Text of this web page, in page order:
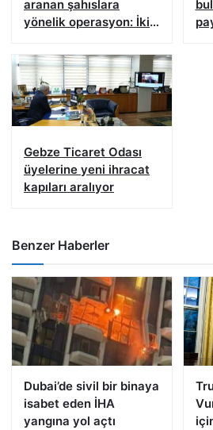
aranan şahıslara
yönelik operasyon: İki
Gebze Ticaret Odası
üyelerine yeni ihracat
kapıları aralıyor
Benzer Haberler
Dubai’de sivil bir binaya
isabet eden İHA
yangına yol açtı